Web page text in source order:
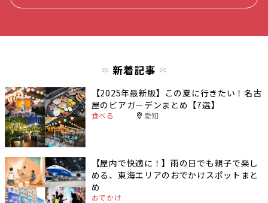
新着記事
【2025年最新版】この夏に行きたい！名古
屋のビアガーデンまとめ【7選】
食べる 愛知
【屋内で快適に！】雨の日でも親子で楽し
める、東海エリアのおでかけスポットまと
め
おでかけ